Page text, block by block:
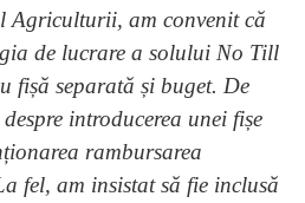
Agriculturii, am convenit că
de lucrare a solului No Till
fișă separată și buget. De
introducerea unei fișe
rambursarea
fel, am insistat să fie inclusă